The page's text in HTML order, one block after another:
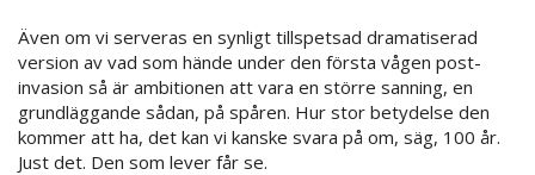
Även om vi serveras en synligt tillspetsad dramatiserad
version av vad som hände under den första vågen post-
invasion så är ambitionen att vara en större sanning, en
grundläggande sådan, på spåren. Hur stor betydelse den
kommer att ha, det kan vi kanske svara på om, säg, 100 år.
Just det. Den som lever får se.